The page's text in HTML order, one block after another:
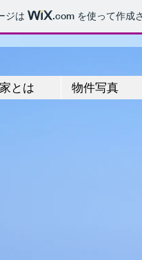
ジは .comを使って作成
の家
とは 物件写真